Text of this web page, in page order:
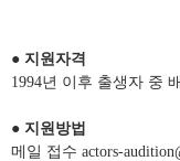
● 지원자격
1994년 이후 출생자 중
● 지원방법
메일 접수 actors-